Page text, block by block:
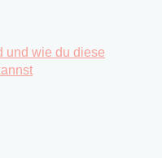
und wie du diese